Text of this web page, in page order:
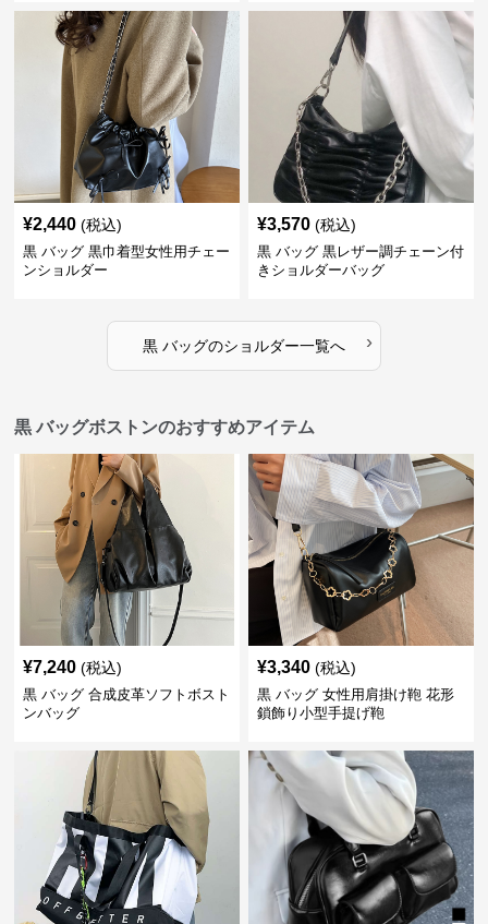
¥2,440 (税込)
黒 バッグ 黒巾着型女性用チェー
ンショルダー
¥3,570 (税込)
黒 バッグ 黒レザー調チェーン付
きショルダーバッグ
黒 バッグのショルダー一覧へ ›
黒 バッグボストンのおすすめアイテム
¥7,240 (税込)
黒 バッグ 合成皮革ソフトボスト
ンバッグ
¥3,340 (税込)
黒 バッグ 女性用肩掛け鞄 花形
鎖飾り小型手提げ鞄